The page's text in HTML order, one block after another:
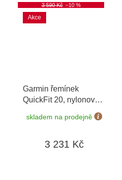
Akce
3 590 Kč –10 %
Garmin řemínek
QuickFit 20, nylonový,
přezka
skladem na prodejně
3 231 Kč